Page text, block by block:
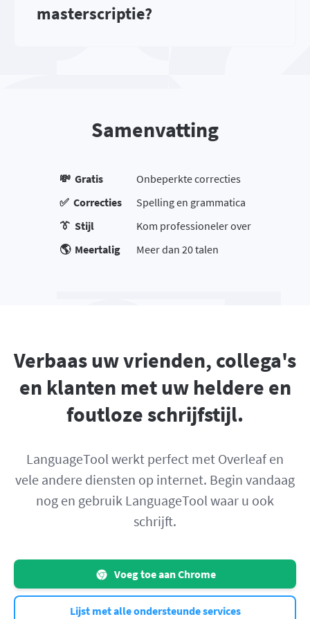
masterscriptie?
Samenvatting
💸 Gratis
Onbeperkte correcties
✅ Correcties
Spelling en grammatica
👔 Stijl
Kom professioneler over
🌎 Meertalig
Meer dan 20 talen
Verbaas uw vrienden, collega's
en klanten met uw heldere en
foutloze schrijfstijl.
LanguageTool werkt perfect met Overleaf en
vele andere diensten op internet. Begin vandaag
nog en gebruik LanguageTool waar u ook
schrijft.
Voeg toe aan Chrome
Lijst met alle ondersteunde services